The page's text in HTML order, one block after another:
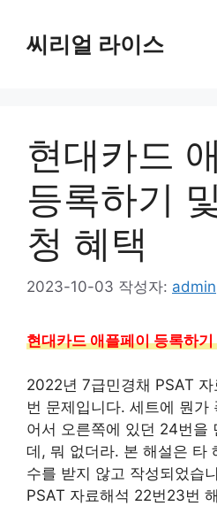
씨리얼 라이스
현대카드
등록하기
청 혜택
2023-10-03 작성자: admin
현대카드 애플페이 등록하
2022년 7급민경채 PSAT
번 문제입니다. 세트에 뭔가
어서 오른쪽에 있던 24번을
데, 뭐 없더라. 본 해설은 타
수를 받지 않고 작성되었습
PSAT 자료해석 22번23번